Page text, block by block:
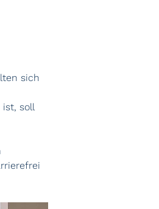
sich
ist, soll